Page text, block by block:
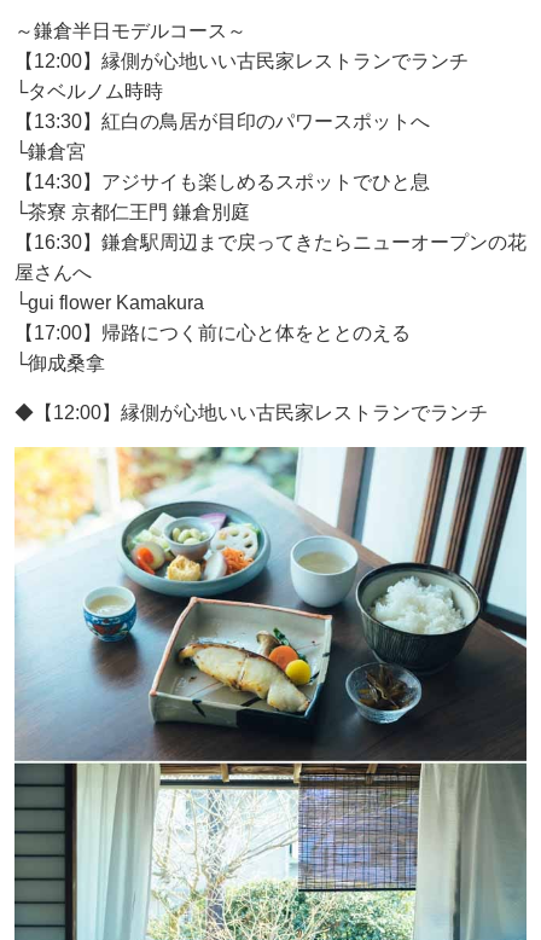
～鎌倉半日モデルコース～
【12:00】縁側が心地いい古民家レストランでランチ
└タベルノム時時
【13:30】紅白の鳥居が目印のパワースポットへ
└鎌倉宮
【14:30】アジサイも楽しめるスポットでひと息
└茶寮 京都仁王門 鎌倉別庭
【16:30】鎌倉駅周辺まで戻ってきたらニューオープンの花
屋さんへ
└gui flower Kamakura
【17:00】帰路につく前に心と体をととのえる
└御成桑拿
◆【12:00】縁側が心地いい古民家レストランでランチ